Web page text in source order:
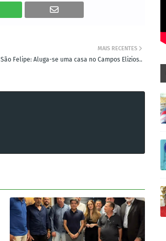
MAIS RECENTES
São Felipe: Aluga-se uma casa no Campos Elizios..